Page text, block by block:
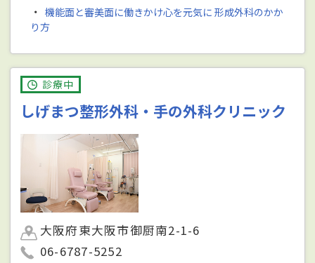
・ 機能面と審美面に働きかけ心を元気に 形成外科のかか
り方
診療中
しげまつ整形外科・手の外科クリニック
大阪府東大阪市御厨南2-1-6
06-6787-5252